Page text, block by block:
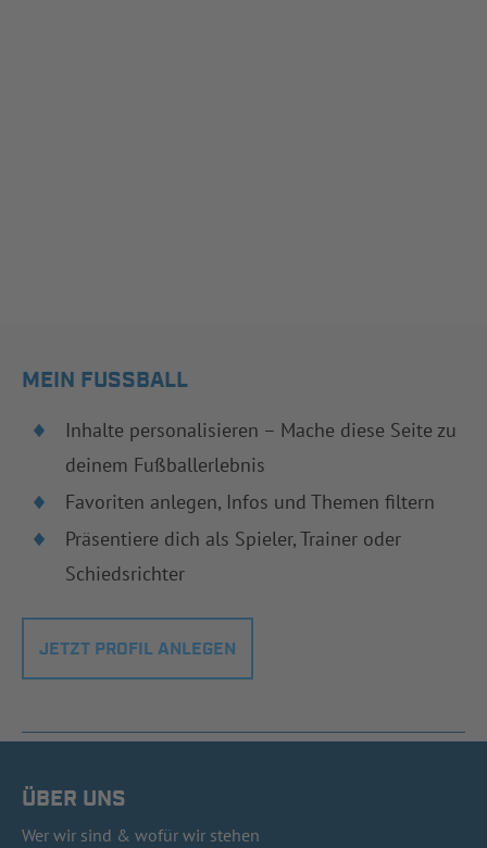
MEIN FUSSBALL
Inhalte personalisieren – Mache diese Seite zu
deinem Fußballerlebnis
Favoriten anlegen, Infos und Themen filtern
Präsentiere dich als Spieler, Trainer oder
Schiedsrichter
JETZT PROFIL ANLEGEN
ÜBER UNS
Wer wir sind & wofür wir stehen